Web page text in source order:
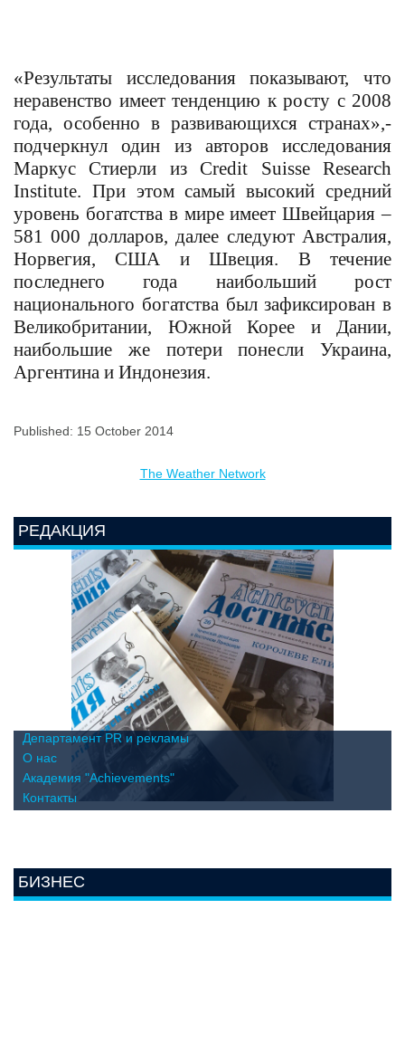
«Результаты исследования показывают, что
неравенство имеет тенденцию к росту с 2008
года, особенно в развивающихся странах»,-
подчеркнул один из авторов исследования
Маркус Стиерли изCredit Suisse Research
Institute. При этомсамый высокий средний
уровень богатства в мире имеет Швейцария –
581 000 долларов, далее следуют Австралия,
Норвегия, США и Швеция. В течение
последнего года наибольший рост
национального богатства был зафиксирован в
Великобритании, Южной Корее и Дании,
наибольшие же потери понесли Украина,
Аргентина и Индонезия.
Published: 15 October 2014
The Weather Network
РЕДАКЦИЯ
Департамент PR и рекламы
О нас
Академия "Achievements"
Контакты
БИЗНЕС